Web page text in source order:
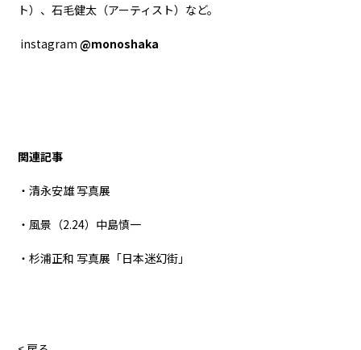
ト）、石毛健太（アーティスト）など。
instagram@monoshaka
関連記事
・清永安雄 写真展
・風景（2.24）中島慎一
・杉浦正和 写真展「日本迷幻街」